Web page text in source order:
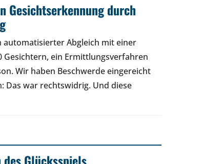
Gesichtserkennung durch
automatisierter Abgleich mit einer
Gesichtern, ein Ermittlungsverfahren
Wir haben Beschwerde eingereicht
Das war rechtswidrig. Und diese